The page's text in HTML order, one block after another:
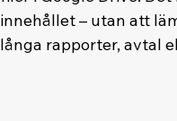
innehållet – utan att
långa rapporter, avtal